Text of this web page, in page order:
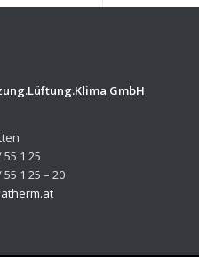
GmbH
55 1 25
55 1 25 – 20